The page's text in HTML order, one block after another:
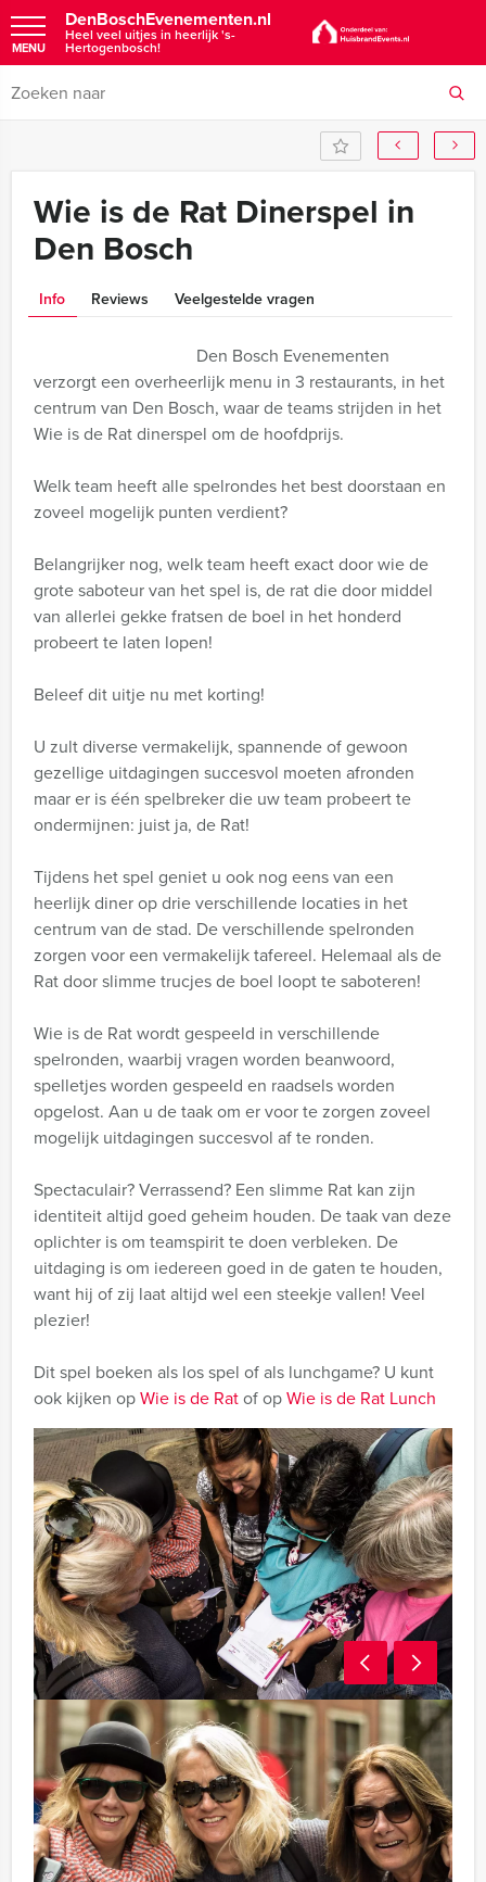
DenBoschEvenementen.nl
Heel veel uitjes in heerlijk 's-
Hertogenbosch!
MENU
Wie is de Rat Dinerspel in
Den Bosch
Info Reviews Veelgestelde vragen
Den Bosch Evenementen
verzorgt een overheerlijk menu in 3 restaurants, in het
centrum van Den Bosch, waar de teams strijden in het
Wie is de Rat dinerspel om de hoofdprijs.
Welk team heeft alle spelrondes het best doorstaan en
zoveel mogelijk punten verdient?
Belangrijker nog, welk team heeft exact door wie de
grote saboteur van het spel is, de rat die door middel
van allerlei gekke fratsen de boel in het honderd
probeert te laten lopen!
Beleef dit uitje nu met korting!
U zult diverse vermakelijk, spannende of gewoon
gezellige uitdagingen succesvol moeten afronden
maar er is één spelbreker die uw team probeert te
ondermijnen: juist ja, de Rat!
Tijdens het spel geniet u ook nog eens van een
heerlijk diner op drie verschillende locaties in het
centrum van de stad. De verschillende spelronden
zorgen voor een vermakelijk tafereel. Helemaal als de
Rat door slimme trucjes de boel loopt te saboteren!
Wie is de Rat wordt gespeeld in verschillende
spelronden, waarbij vragen worden beanwoord,
spelletjes worden gespeeld en raadsels worden
opgelost. Aan u de taak om er voor te zorgen zoveel
mogelijk uitdagingen succesvol af te ronden.
Spectaculair? Verrassend? Een slimme Rat kan zijn
identiteit altijd goed geheim houden. De taak van deze
oplichter is om teamspirit te doen verbleken. De
uitdaging is om iedereen goed in de gaten te houden,
want hij of zij laat altijd wel een steekje vallen! Veel
plezier!
Dit spel boeken als los spel of als lunchgame? U kunt
ook kijken opWie is de Ratof opWie is de Rat Lunch
Programma-indicatie:
17.30 - 18.30 Voorgerecht
18.30 - 20.00 Wie is de Rat deel 1
20.00 - 21.00 Hoofdgerecht
21.00 - 22.00 Wie is de Rat deel 2
22.00 - 23.00 Dessert